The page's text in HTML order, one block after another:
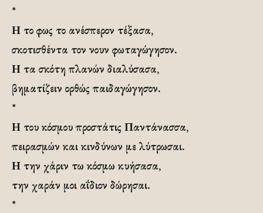
*
Η το φως το ανέσπερον τέξασα,
σκοτισθέντα τον νουν φωταγώγησον.
Η τα σκότη πλανών διαλύσασα,
βηματίζειν ορθώς παιδαγώγησον.
*
Η του κόσμου προστάτις Παντάνασσα,
πειρασμών και κινδύνων με λύτρωσαι.
Η την χάριν τω κόσμω κυήσασα,
την χαράν μοι αΐδιον δώρησαι.
*